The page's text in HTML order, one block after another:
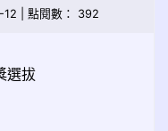
| 點閱數： 392
選拔